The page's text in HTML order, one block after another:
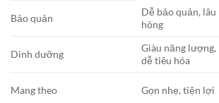
Bảo quản
Dễ bảo quản, lâu
hỏng
Dinh dưỡng
Giàu năng lượng,
dễ tiêu hóa
Mang theo Gọn nhẹ, tiện lợi